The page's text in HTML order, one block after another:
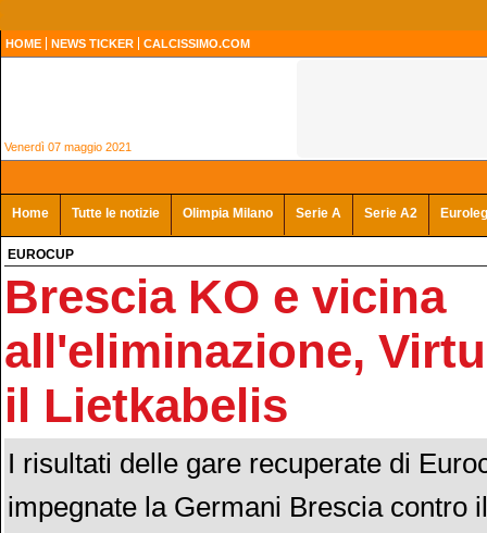
HOME NEWS TICKER CALCISSIMO.COM
Venerdì 07 maggio 2021
Home Tutte le notizie Olimpia Milano Serie A Serie A2
EUROCUP
Brescia KO e vicina
all'eliminazione,
il Lietkabelis
I risultati delle gare recuperate di
impegnate la Germani Brescia contro